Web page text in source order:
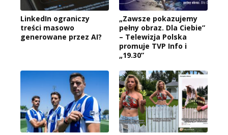
LinkedIn ograniczy
treści masowo
generowane przez AI?
„Zawsze pokazujemy
pełny obraz. Dla Ciebie”
– Telewizja Polska
promuje TVP Info i
„19.30”